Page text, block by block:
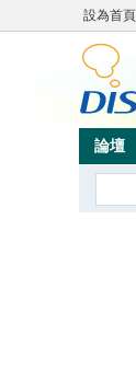
設為首頁
論壇